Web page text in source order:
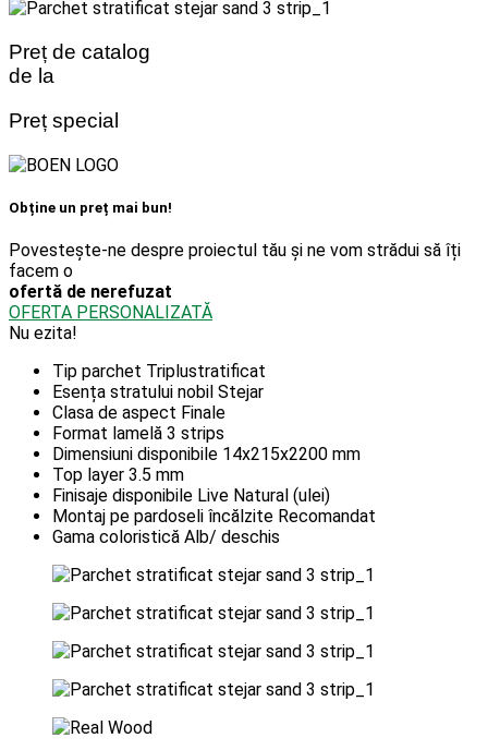
Preț de catalog
de la
Preț special
Obține un preț mai bun!
Povestește-ne despre proiectul tău și ne vom strădui să îți
facem o
ofertă de nerefuzat
OFERTA PERSONALIZATĂ
Nu ezita!
Tip parchet Triplustratificat
Esența stratului nobil Stejar
Clasa de aspect Finale
Format lamelă 3 strips
Dimensiuni disponibile 14x215x2200 mm
Top layer 3.5 mm
Finisaje disponibile Live Natural (ulei)
Montaj pe pardoseli încălzite Recomandat
Gama coloristică Alb/ deschis